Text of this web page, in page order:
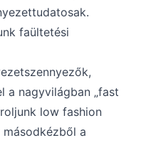
faültetési
a nagyvilágban „fast
low fashion
a